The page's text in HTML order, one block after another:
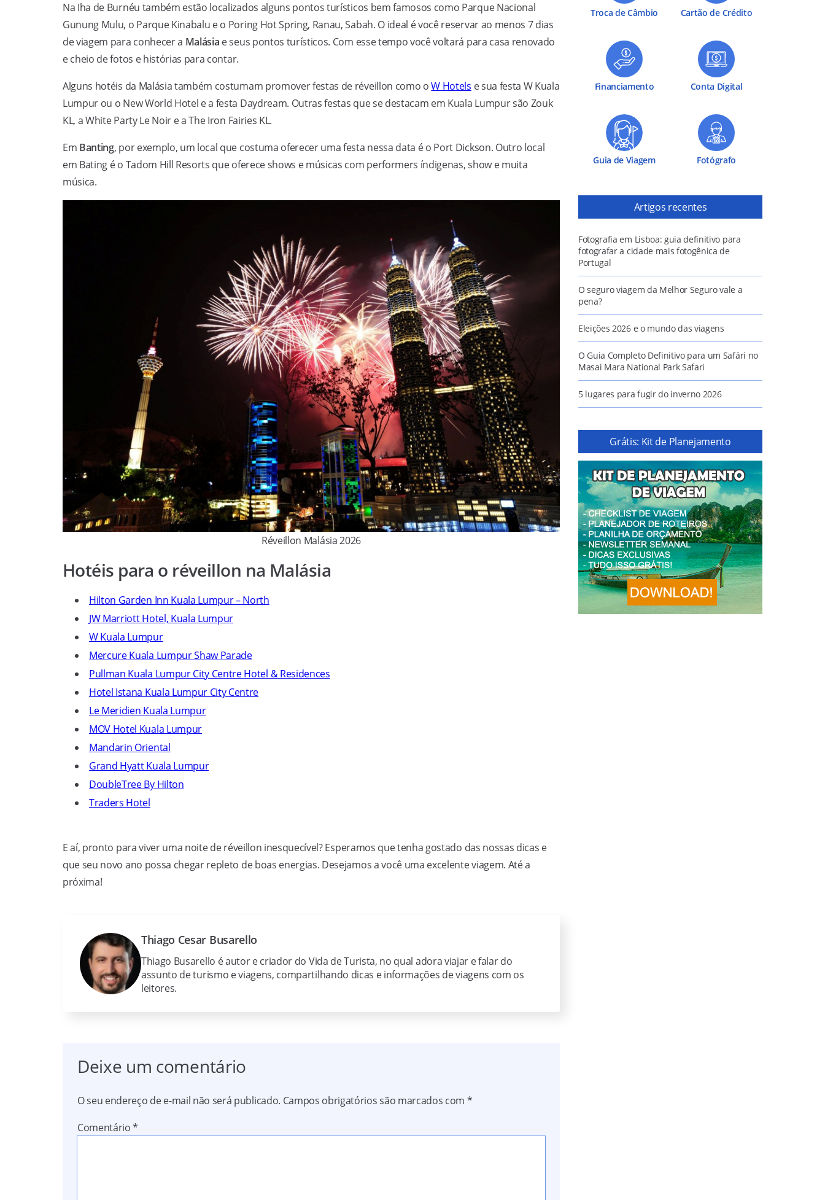
Na Iha de Burnéu também estão localizados alguns pontos turísticos bem famosos como Parque Nacional
Gunung Mulu, o Parque Kinabalu e o Poring Hot Spring, Ranau, Sabah. O ideal é você reservar ao menos 7 dias
de viagem para conhecer a Malásia e seus pontos turísticos. Com esse tempo você voltará para casa renovado
e cheio de fotos e histórias para contar.
Alguns hotéis da Malásia também costumam promover festas de réveillon como oW Hotels e sua festa W Kuala
Lumpur ou o New World Hotel e a festa Daydream. Outras festas que se destacam em Kuala Lumpur são Zouk
KL, a White Party Le Noir e a The Iron Fairies KL.
Em Banting, por exemplo, um local que costuma oferecer uma festa nessa data é o Port Dickson. Outro local
em Bating é o Tadom Hill Resorts que oferece shows e músicas com performers índigenas, show e muita
música.
Réveillon Malásia 2026
Hotéis para o réveillon na Malásia
Hilton Garden Inn Kuala Lumpur – North
JW Marriott Hotel, Kuala Lumpur
W Kuala Lumpur
Mercure Kuala Lumpur Shaw Parade
Pullman Kuala Lumpur City Centre Hotel & Residences
Hotel Istana Kuala Lumpur City Centre
Le Meridien Kuala Lumpur
MOV Hotel Kuala Lumpur
Mandarin Oriental
Grand Hyatt Kuala Lumpur
DoubleTree By Hilton
Traders Hotel
E aí, pronto para viver uma noite de réveillon inesquecível? Esperamos que tenha gostado das nossas dicas e
que seu novo ano possa chegar repleto de boas energias. Desejamos a você uma excelente viagem. Até a
próxima!
Thiago Cesar Busarello
Thiago Busarello é autor e criador do Vida de Turista, no qual adora viajar e falar do
assunto de turismo e viagens, compartilhando dicas e informações de viagens com os
leitores.
Deixe um comentário
O seu endereço de e-mail não será publicado. Campos obrigatórios são marcados com *
Comentário*
Troca de Câmbio Cartão de Crédito
Financiamento Conta Digital
Guia de Viagem Fotógrafo
Artigos recentes
Fotografia em Lisboa: guia definitivo para
fotografar a cidade mais fotogênica de
Portugal
O seguro viagem da Melhor Seguro vale a
pena?
Eleições 2026 e o mundo das viagens
O Guia Completo Definitivo para um Safári no
Masai Mara National Park Safari
5 lugares para fugir do inverno 2026
Grátis: Kit de Planejamento